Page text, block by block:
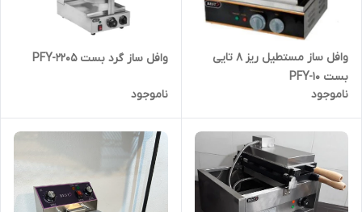
وافل ساز مستطیل ریز 8 تایی
بست PFY-10
ناموجود
وافل ساز گرد بست PFY-2205
ناموجود